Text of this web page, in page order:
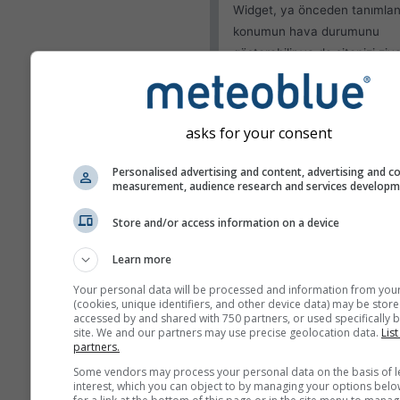
Widget, ya önceden
konumun hava durumunu
gösterebilir ya da sitenizi
eden her bir ziyaretçinin
algılamayı deneyebilir.
Kullanıcı konumunu
Görünüm
Özellikler
asks for your consent
Personalised advertising and content, advertising and
measurement, audience research and services
Store and/or access information on a device
Learn more
Your personal data will be processed and information from
(cookies, unique identifiers, and other device data) may be
accessed by and shared with 750 partners, or used specifically
site. We and our partners may use precise geolocation data.
partners.
Some vendors may process your personal data on the basis of
interest, which you can object to by managing your options